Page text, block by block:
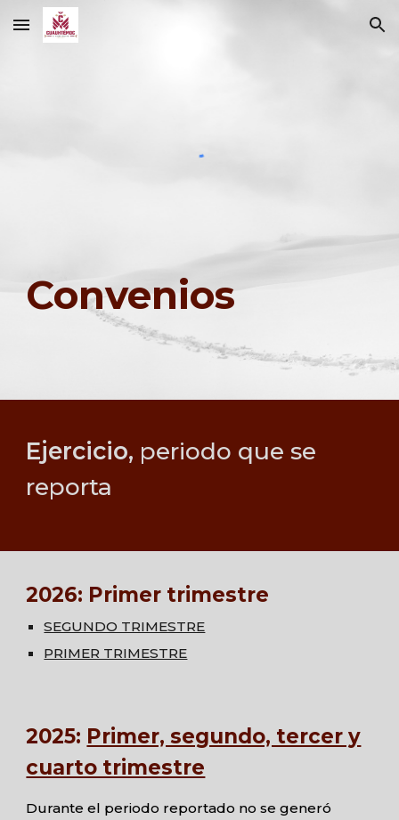
Skip to main content Skip to navigation
Convenios
Ejercicio, periodo que se
reporta
2026: Primer trimestre
SEGUNDO TRIMESTRE
PRIMER TRIMESTRE
2025: Primer, segundo, tercer y
cuarto trimestre
Durante el periodo reportado no se generó